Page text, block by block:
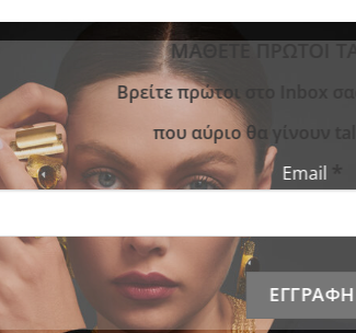
ΜΑΘΕΤΕ ΠΡΩΤΟΙ
Bρείτε πρώτοι στο Inbox
που αύριο θα γίνουν
Email